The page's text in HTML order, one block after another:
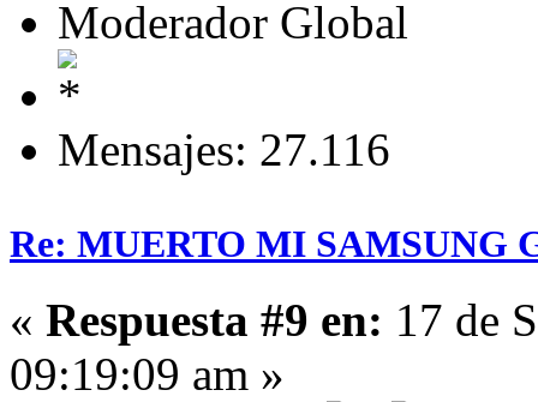
Moderador Global
Mensajes: 27.116
Re: MUERTO MI SAMSUNG
« Respuesta #9 en: 17 de
09:19:09 am »